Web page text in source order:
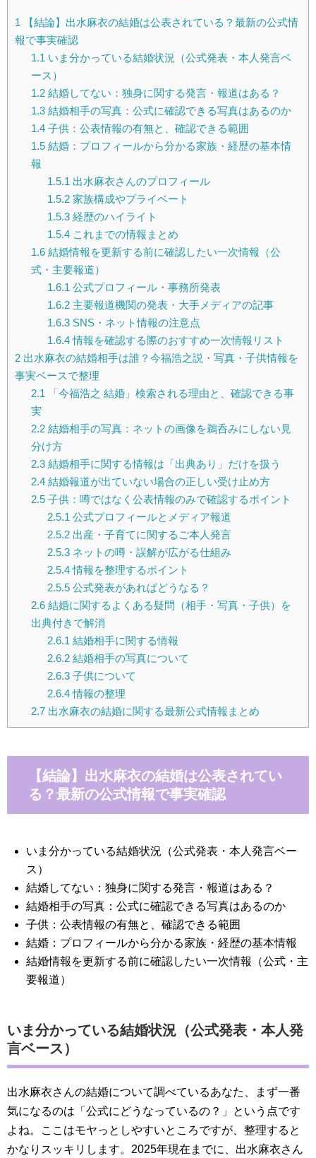
1 【結論】出水麻衣の結婚は公表されている？最新の公式情
報で事実確認
1.1 いま分かっている結婚状況（公式発表・本人発言ベ
ース）
1.2結婚してない：独身に関する発言・報道はある？
1.3結婚相手の写真：公式に確認できる写真はあるのか
1.4子供：公表情報の有無と、確認できる範囲
1.5結婚：プロフィールから分かる家族・経歴の基本情
報
1.5.1 出水麻衣さんのプロフィール
1.5.2家族構成やプライベート
1.5.3経歴のハイライト
1.5.4これまでの情報まとめ
1.6結婚情報を更新する前に確認したい一次情報（公
式・主要報道）
1.6.1 公式プロフィール・事務所発表
1.6.2主要報道機関の発表・大手メディアの記事
1.6.3SNS・ネット情報の注意点
1.6.4情報を確認する際のおすすめ一次情報リスト
2 出水麻衣の結婚相手は誰？今福浩之説・写真・子供情報を
事実ベースで整理
2.1 「今福浩之 結婚」検索される理由と、確認できる事
実
2.2結婚相手の写真：ネットの画像を鵜呑みにしない見
分け方
2.3結婚相手に関する情報は「出典あり」だけを扱う
2.4結婚報道が出ていない場合の正しい受け止め方
2.5子供：噂ではなく公表情報のみで確認するポイント
2.5.1 公式プロフィールとメディア報道
2.5.2出産・子育てに関するご本人発言
2.5.3ネットの噂・誤解が広がる仕組み
2.5.4情報を整理するポイント
2.5.5公式発表があればどうなる？
2.6結婚に関するよくある疑問（相手・写真・子供）を
出典付きで解消
2.6.1 結婚相手に関する情報
2.6.2結婚相手の写真について
2.6.3子供について
2.6.4情報の整理
2.7出水麻衣の結婚に関する最新公式情報まとめ
【結論】出水麻衣の結婚は公表されてい
る？最新の公式情報で事実確認
いま分かっている結婚状況（公式発表・本人発言ベー
ス）
結婚してない：独身に関する発言・報道はある？
結婚相手の写真：公式に確認できる写真はあるのか
子供：公表情報の有無と、確認できる範囲
結婚：プロフィールから分かる家族・経歴の基本情報
結婚情報を更新する前に確認したい一次情報（公式・主
要報道）
いま分かっている結婚状況（公式発表・本人発
言ベース）
出水麻衣さんの結婚について調べているあなた、まず一番
気になるのは「公式にどうなっているの？」という点です
よね。ここはモヤっとしやすいところですが、整理すると
かなりスッキリします。2025年現在までに、出水麻衣さん